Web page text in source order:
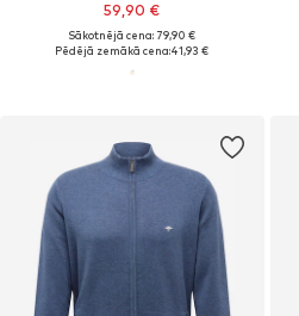
59,90 €
Sākotnējā cena: 79,90 €
Pēdējā zemākā cena:41,93 €